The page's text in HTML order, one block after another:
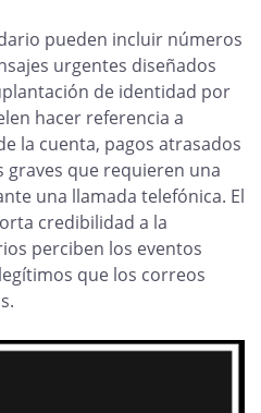
pueden incluir números
urgentes diseñados
de identidad por
hacer referencia a
la cuenta, pagos atrasados
que requieren una
una llamada telefónica. El
credibilidad a la
perciben los eventos
que los correos